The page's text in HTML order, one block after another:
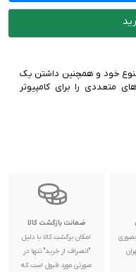
خود و همچنین داشتن یک
متعددی را برای کامپیوتر
ضمانت بازگشت کالا
امکان برگشت کالا با دلیل
"انصراف از خرید" تنها در
صورتی مورد قبول است که